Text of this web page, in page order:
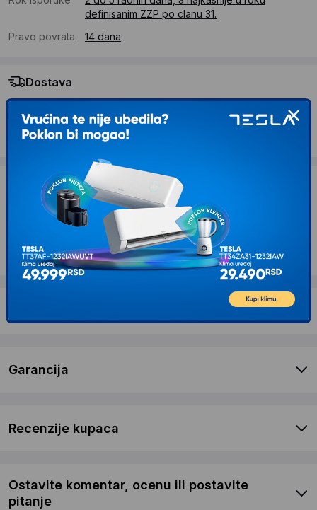
definisanim ZZP po clanu 31.
Pravo povrata
14 dana
Dostava
Standardna dostava se očekuje u roku od 2 do 5 radnih
dana
Troskovi dostave 490 RSD
Želite li ponudu za firmu?
Kontaktirajte nas
Opis proizvoda XIAOMI Pad 7/7 Pro tastatura
Garancija
Recenzije kupaca
Ostavite komentar, ocenu ili postavite
pitanje